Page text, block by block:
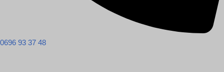
0696 93 37 48